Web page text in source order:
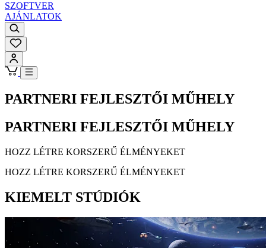
SZOFTVER
AJÁNLATOK
PARTNERI FEJLESZTŐI MŰHELY
PARTNERI FEJLESZTŐI MŰHELY
HOZZ LÉTRE KORSZERŰ ÉLMÉNYEKET
HOZZ LÉTRE KORSZERŰ ÉLMÉNYEKET
KIEMELT STÚDIÓK